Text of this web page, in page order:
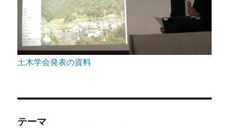
土木学会発表の資料
テーマ